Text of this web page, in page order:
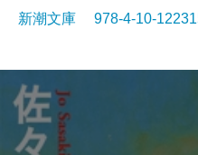
新潮文庫 978-4-10-